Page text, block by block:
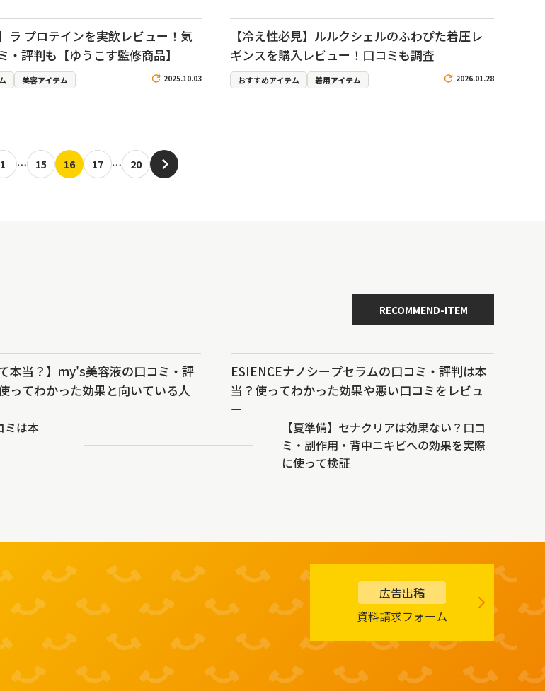
ラ プロテインを実飲レビュー！気
・評判も【ゆうこす監修商品】
美容アイテム 2025.10.03
【冷え性必見】ルルクシェルのふわぴた着圧レ
ギンスを購入レビュー！口コミも調査
おすすめアイテム 着用アイテム 2026.01.28
1 … 15 16 17 … 20
RECOMMEND-ITEM
て本当？】my's美容液の口コミ・評
ってわかった効果と向いている人
ESIENCEナノシープセラムの口コミ・評判は本
当？使ってわかった効果や悪い口コミをレビュ
ー
ミは本
【夏準備】セナクリアは効果ない？口コ
ミ・副作用・背中ニキビへの効果を実際
に使って検証
広告出稿
資料請求フォーム